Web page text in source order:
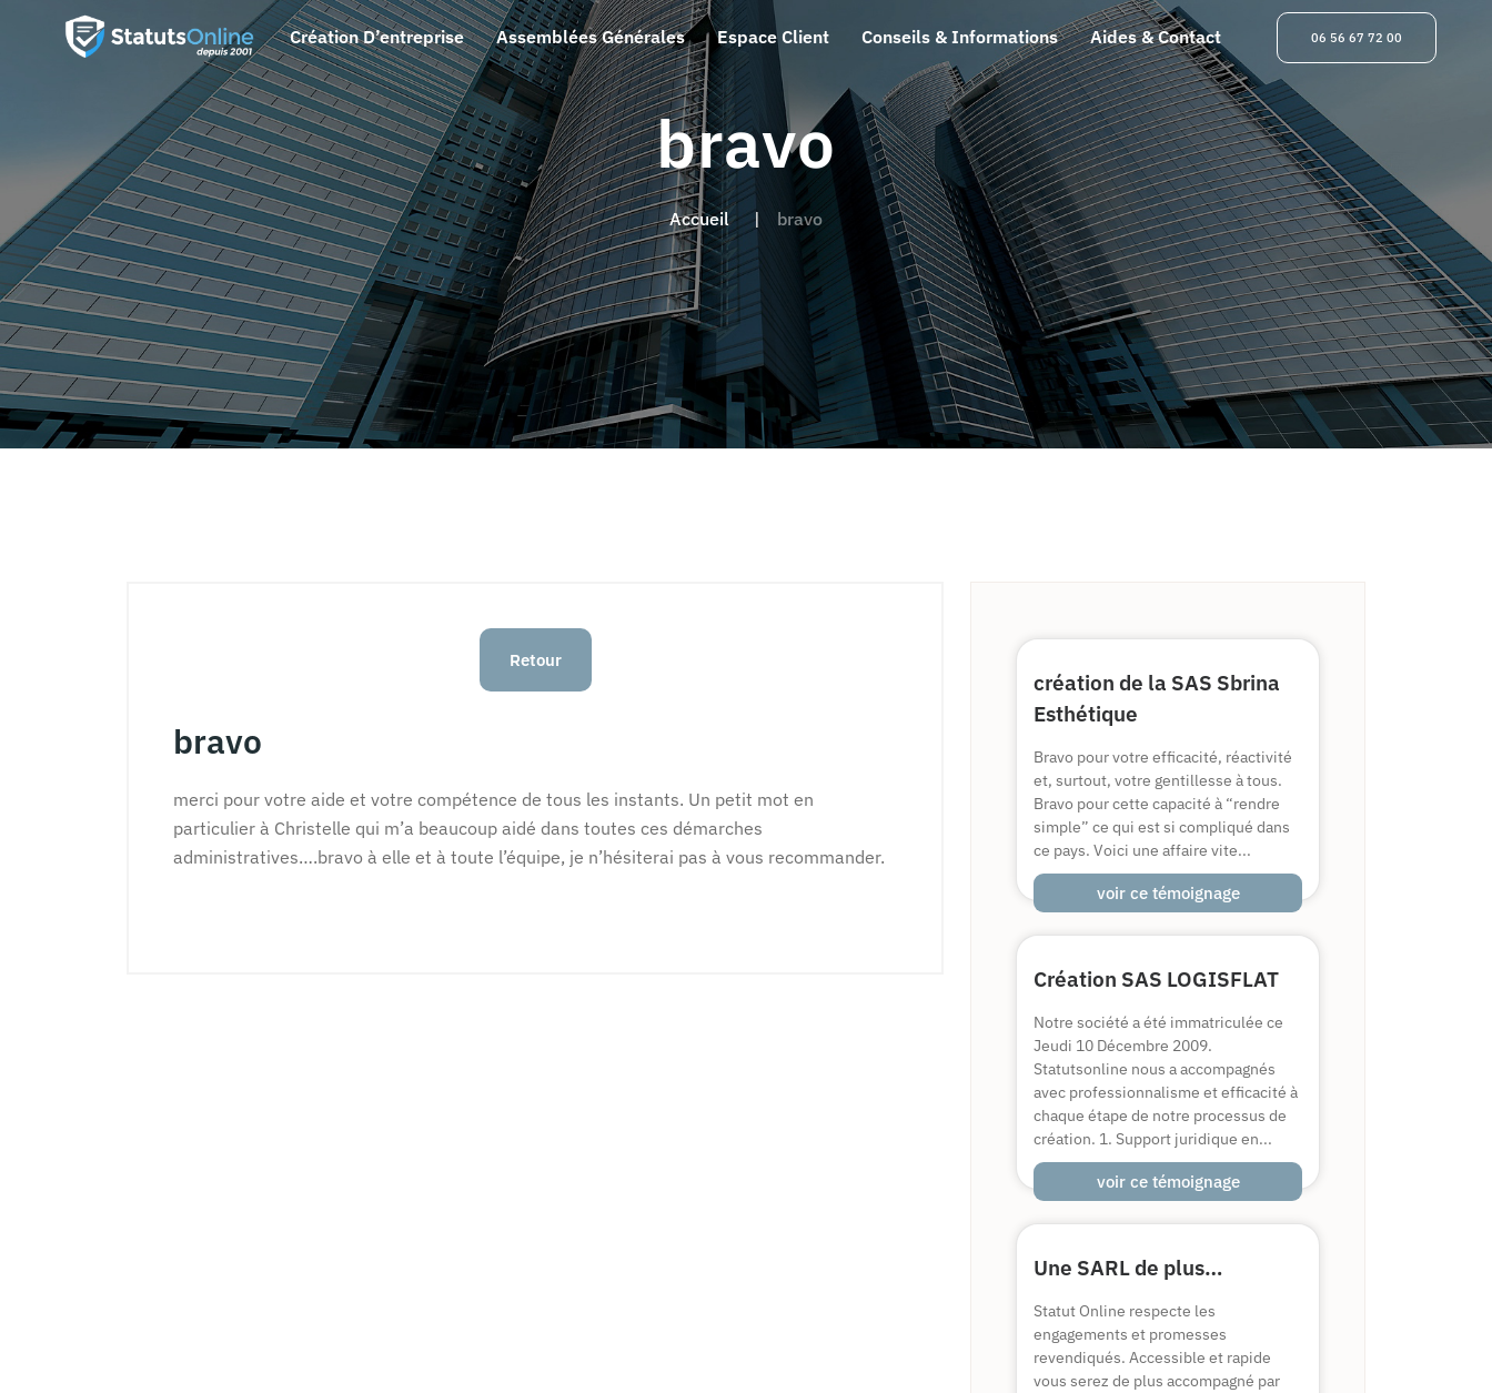
Création D’entreprise Assemblées Générales Espace Client Conseils & Informations Aides & Contact 06 56 67 72 00
bravo
Accueil bravo
Retour
bravo
merci pour votre aide et votre compétence de tous les instants. Un petit mot en
particulier à Christelle qui m’a beaucoup aidé dans toutes ces démarches
administratives….bravo à elle et à toute l’équipe, je n’hésiterai pas à vous recommander.
création de la SAS Sbrina
Esthétique
Bravo pour votre efficacité, réactivité
et, surtout, votre gentillesse à tous.
Bravo pour cette capacité à “rendre
simple” ce qui est si compliqué dans
ce pays. Voici une affaire vite...
voir ce témoignage
Création SAS LOGISFLAT
Notre société a été immatriculée ce
Jeudi 10 Décembre 2009.
Statutsonline nous a accompagnés
avec professionnalisme et efficacité à
chaque étape de notre processus de
création. 1. Support juridique en...
voir ce témoignage
Une SARL de plus…
Statut Online respecte les
engagements et promesses
revendiqués. Accessible et rapide
vous serez de plus accompagné par